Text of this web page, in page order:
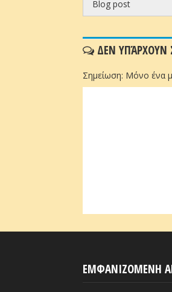
Blog post
ΔΕΝ ΥΠΆΡΧΟΥΝ
Σημείωση: Μόνο ένα
ΕΜΦΑΝΙΖΟΜΕΝΗ